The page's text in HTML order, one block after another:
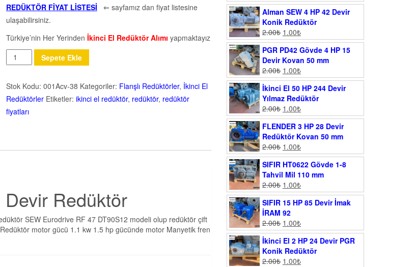
REDÜKTÖR FİYAT LİSTESİ ⇐ sayfamız dan fiyat listesine
ulaşabilirsiniz.
Türkiye’nin Her Yerinden İkinci El Redüktör Alımı yapmaktayız
Miktar
Sepete Ekle
Stok Kodu: 001Acv-38 Kategoriler: Flanşlı Redüktörler, İkinci El
Redüktörler Etiketler: ikinci el redüktör, redüktör, redüktör
fiyatları
Redüktör
SEW Eurodrive RF 47 DT90S12 modeli olup redüktör çift
motor gücü 1.1 kw 1.5 hp gücünde motor Manyetik fren
Alman SEW 4 HP 42 Devir
Konik Redüktör
2.00₺ 1.00₺
PGR PD42 Gövde 4 HP 15
Devir Kovan 50 mm
2.00₺ 1.00₺
İkinci El 50 HP 244 Devir
Yılmaz Redüktör
2.00₺ 1.00₺
FLENDER 3 HP 28 Devir
Redüktör Kovan 50 mm
2.00₺ 1.00₺
SIFIR HT0622 Gövde 1-8
Tahvil Mil 110 mm
2.00₺ 1.00₺
SIFIR 15 HP 85 Devir İmak
İRAM 92
2.00₺ 1.00₺
İkinci El 2 HP 24 Devir PGR
Konik Redüktör
2.00₺ 1.00₺